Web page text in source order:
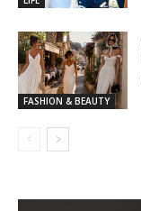
FASHION & BEAUTY